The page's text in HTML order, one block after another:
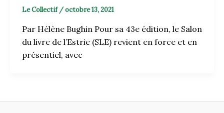
Le Collectif /octobre 13, 2021
Par Hélène Bughin Pour sa 43e édition, le Salon
du livre de l’Estrie (SLE) revient en force et en
présentiel, avec